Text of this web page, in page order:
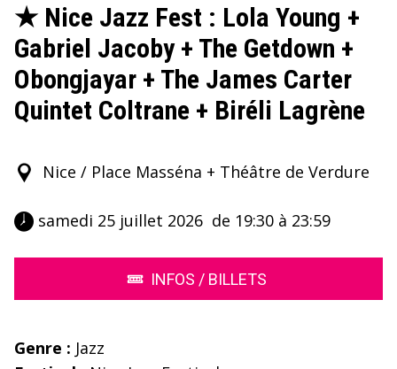
★ Nice Jazz Fest : Lola Young +
Gabriel Jacoby + The Getdown +
Obongjayar + The James Carter
Quintet Coltrane + Biréli Lagrène
Nice / Place Masséna + Théâtre de Verdure
samedi 25 juillet 2026  de 19:30 à 23:59
INFOS / BILLETS
Genre : Jazz